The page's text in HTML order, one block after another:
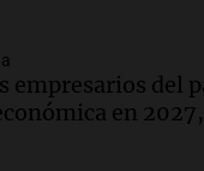
vientos
empresarios del
en